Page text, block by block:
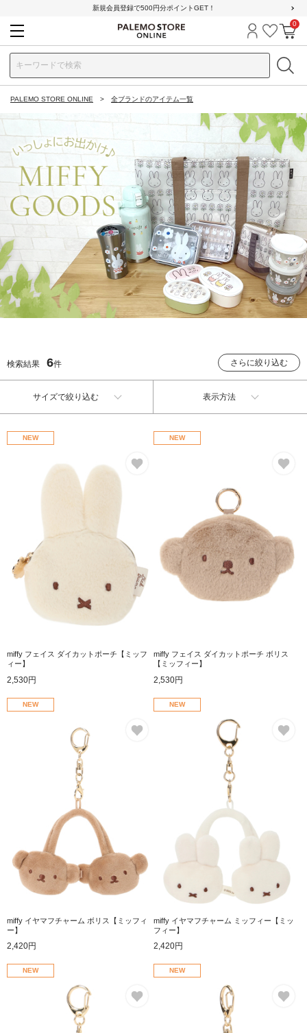
新規会員登録で500円分ポイントGET！
ログイン
お気に
カ
0
PALEMO STORE ONLINE 全ブランドのアイテム一覧
検索結果 6件 さらに絞り込む
サイズで絞り込む 表示方法
NEW
miffy フェイス ダイカットポーチ【ミッフ
ィー】
2,530円
NEW
miffy フェイス ダイカットポーチ ボリス
【ミッフィー】
2,530円
NEW
miffy イヤマフチャーム ボリス【ミッフィ
ー】
2,420円
NEW
miffy イヤマフチャーム ミッフィー【ミッ
フィー】
2,420円
NEW NEW